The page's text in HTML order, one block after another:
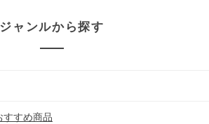
ジャンルから探す
すめ商品